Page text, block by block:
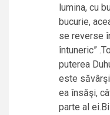
lumina, cu
bucurie,
se reverse
întuneric”
puterea
este
ea însăşi,
parte al